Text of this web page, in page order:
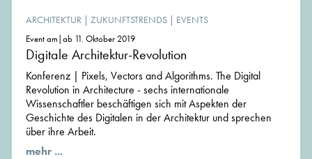
ARCHITEKTUR | ZUKUNFTSTRENDS | EVENTS
Event am|ab 11. Oktober 2019
Digitale Architektur-Revolution
Konferenz | Pixels, Vectors and Algorithms. The Digital
Revolution in Architecture - sechs internationale
Wissenschaftler beschäftigen sich mit Aspekten der
Geschichte des Digitalen in der Architektur und sprechen
über ihre Arbeit.
mehr ...